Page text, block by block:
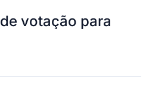
votação para